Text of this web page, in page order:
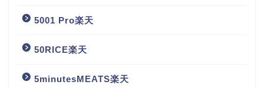
5001 Pro楽天
50RICE楽天
5minutesMEATS楽天